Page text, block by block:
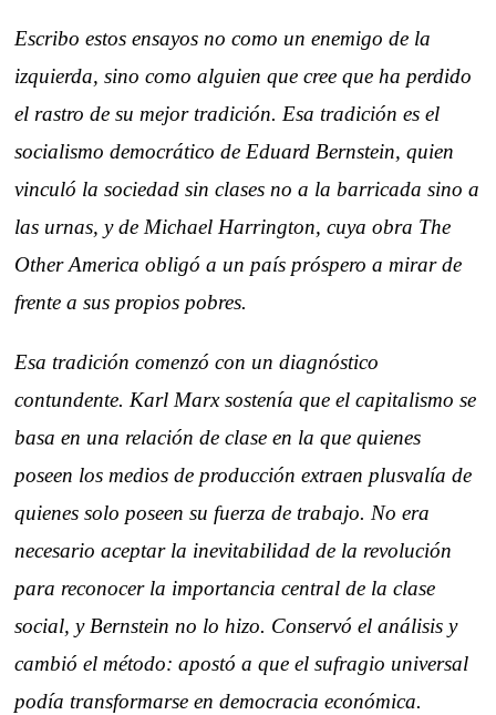
Escribo estos ensayos no como un enemigo de la
izquierda, sino como alguien que cree que ha perdido
el rastro de su mejor tradición. Esa tradición es el
socialismo democrático de Eduard Bernstein, quien
vinculó la sociedad sin clases no a la barricada sino a
las urnas, y de Michael Harrington, cuya obra The
Other America obligó a un país próspero a mirar de
frente a sus propios pobres.
Esa tradición comenzó con un diagnóstico
contundente. Karl Marx sostenía que el capitalismo se
basa en una relación de clase en la que quienes
poseen los medios de producción extraen plusvalía de
quienes solo poseen su fuerza de trabajo. No era
necesario aceptar la inevitabilidad de la revolución
para reconocer la importancia central de la clase
social, y Bernstein no lo hizo. Conservó el análisis y
cambió el método: apostó a que el sufragio universal
podía transformarse en democracia económica.